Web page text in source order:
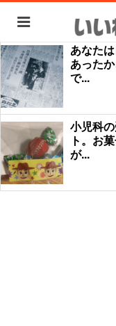
あなた
あった
で...
小児科
ト。お
が...